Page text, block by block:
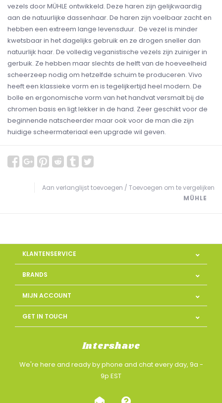
vezels door MÜHLE ontwikkeld. Deze haren zijn gelijkwaardig
aan de natuurlijke dassenhaar. De haren zijn voelbaar zacht en
hebben een extreem lange levensduur. De vezel is minder
kwetsbaar in het dagelijks gebruik en ze drogen sneller dan
natuurlijk haar. De volledig veganistische vezels zijn zuiniger in
gerbuik. Ze hebben maar slechts de helft van de hoeveelheid
scheerzeep nodig om hetzelfde schuim te produceren. Vivo
heeft een klassieke vorm en is tegelijkertijd heel modern. De
bolle en ergonomische vorm van het handvat versmalt bij de
chromen basis en ligt lekker in de hand. Zeer geschikt voor de
beginnende natscheerder maar ook voor de man die zijn
huidige scheermateriaal een upgrade wil geven.
Aan verlanglijst toevoegen / Toevoegen om te vergelijken
MÜHLE
KLANTENSERVICE
BRANDS
MIJN ACCOUNT
GET IN TOUCH
Intershave
We're here and ready by phone and chat every day, 9a -
9p EST